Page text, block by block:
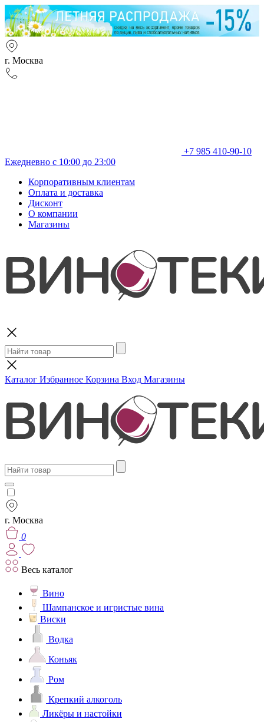
г. Москва
+7 985 410-90-10
Ежедневно с 10:00 до 23:00
Корпоративным клиентам
Оплата и доставка
Дисконт
О компании
Магазины
Каталог Избранное Корзина Вход Магазины
г. Москва
0
Весь каталог
Вино
Шампанское и игристые вина
Виски
Водка
Коньяк
Ром
Крепкий алкоголь
Ликёры и настойки